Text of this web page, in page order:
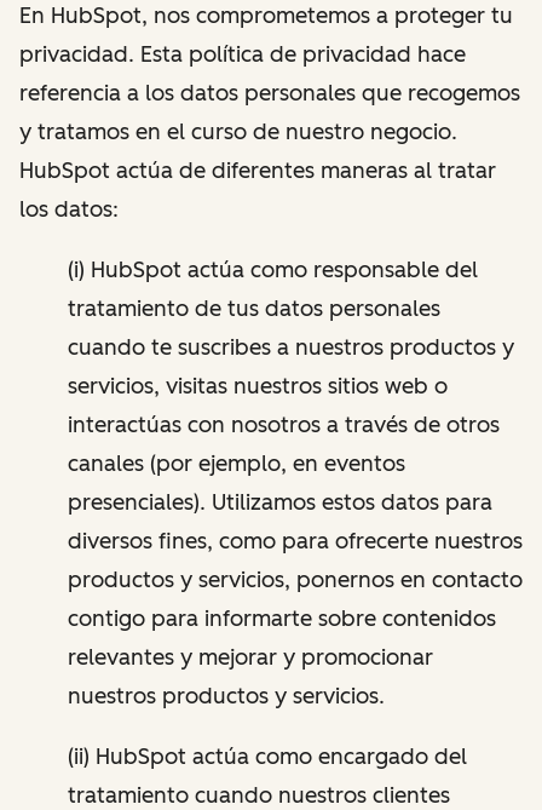
En HubSpot, nos comprometemos a proteger tu
privacidad. Esta política de privacidad hace
referencia a los datos personales que recogemos
y tratamos en el curso de nuestro negocio.
HubSpot actúa de diferentes maneras al tratar
los datos:
(i) HubSpot actúa como responsable del
tratamiento de tus datos personales
cuando te suscribes a nuestros productos y
servicios, visitas nuestros sitios web o
interactúas con nosotros a través de otros
canales (por ejemplo, en eventos
presenciales). Utilizamos estos datos para
diversos fines, como para ofrecerte nuestros
productos y servicios, ponernos en contacto
contigo para informarte sobre contenidos
relevantes y mejorar y promocionar
nuestros productos y servicios.
(ii) HubSpot actúa como encargado del
tratamiento cuando nuestros clientes